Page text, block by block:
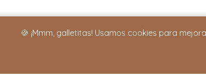
🍪 ¡Mmm, galletitas! Usamos cookies para